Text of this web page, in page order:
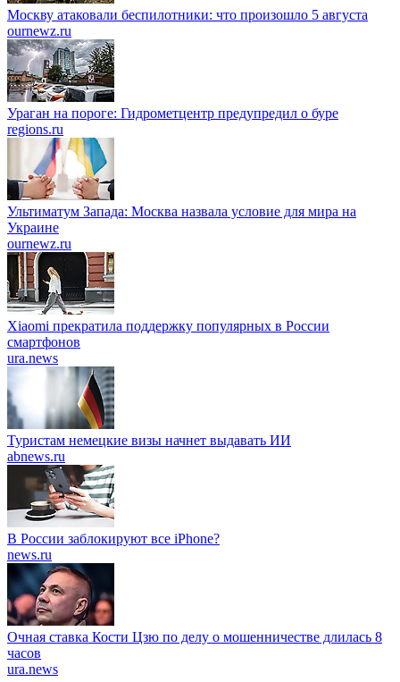
Москву атаковали беспилотники: что произошло 5 августа
ournewz.ru
Ураган на пороге: Гидрометцентр предупредил о буре
regions.ru
Ультиматум Запада: Москва назвала условие для мира на
Украине
ournewz.ru
Xiaomi прекратила поддержку популярных в России
смартфонов
ura.news
Туристам немецкие визы начнет выдавать ИИ
abnews.ru
В России заблокируют все iPhone?
news.ru
Очная ставка Кости Цзю по делу о мошенничестве длилась 8
часов
ura.news